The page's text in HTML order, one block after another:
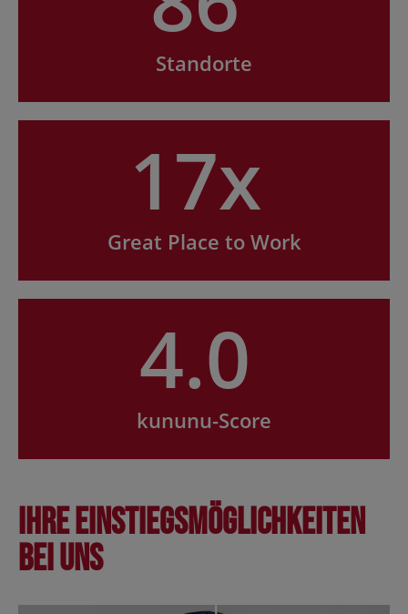
Standorte
17x
Great Place to Work
4.0
kununu-Score
Ihre Einstiegsmöglichkeiten
bei uns